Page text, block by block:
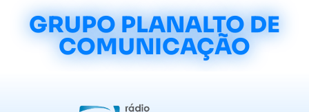
GRUPO PLANALTO DE
COMUNICAÇÃO